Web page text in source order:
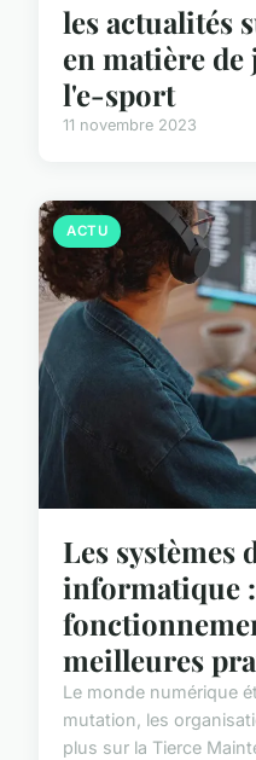
les actualités
en matière de
l'e-sport
11 novembre 2023
ACTU
Les systèmes
informatique :
meilleures
Le monde numérique
mutation, les
plus sur la Tierce